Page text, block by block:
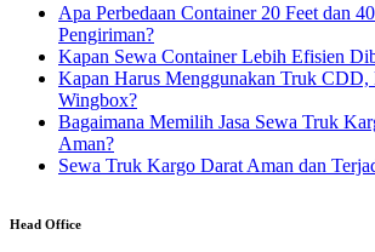
Apa Perbedaan Container 20 Feet dan
Pengiriman?
Kapan Sewa Container Lebih Efisien
Kapan Harus Menggunakan Truk CDD,
Wingbox?
Bagaimana Memilih Jasa Sewa Truk
Aman?
Sewa Truk Kargo Darat Aman dan
Head Office